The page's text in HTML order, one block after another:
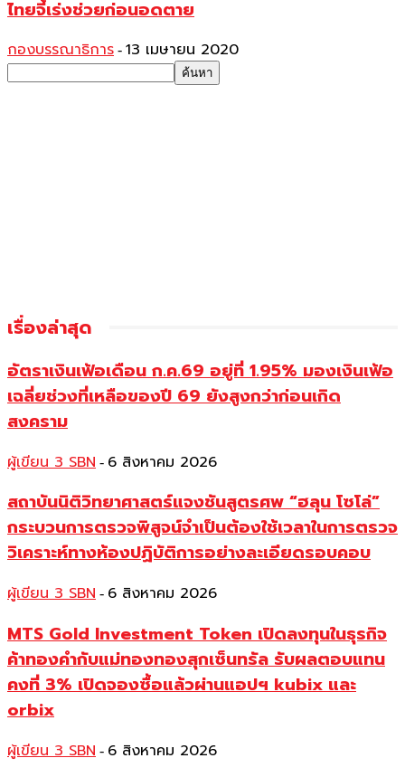
ไทยจี้เร่งช่วยก่อนอดตาย
กองบรรณาธิการ - 13 เมษายน 2020
เรื่องล่าสุด
อัตราเงินเฟ้อเดือน ก.ค.69 อยู่ที่ 1.95% มองเงินเฟ้อ
เฉลี่ยช่วงที่เหลือของปี 69 ยังสูงกว่าก่อนเกิด
สงคราม
ผู้เขียน 3 SBN - 6 สิงหาคม 2026
สถาบันนิติวิทยาศาสตร์แจงชันสูตรศพ “ฮลุน โซโล่”
กระบวนการตรวจพิสูจน์จำเป็นต้องใช้เวลาในการตรวจ
วิเคราะห์ทางห้องปฏิบัติการอย่างละเอียดรอบคอบ
ผู้เขียน 3 SBN - 6 สิงหาคม 2026
MTS Gold Investment Token เปิดลงทุนในธุรกิจ
ค้าทองคำกับแม่ทองทองสุกเซ็นทรัล รับผลตอบแทน
คงที่ 3% เปิดจองซื้อแล้วผ่านแอปฯ kubix และ
orbix
ผู้เขียน 3 SBN - 6 สิงหาคม 2026